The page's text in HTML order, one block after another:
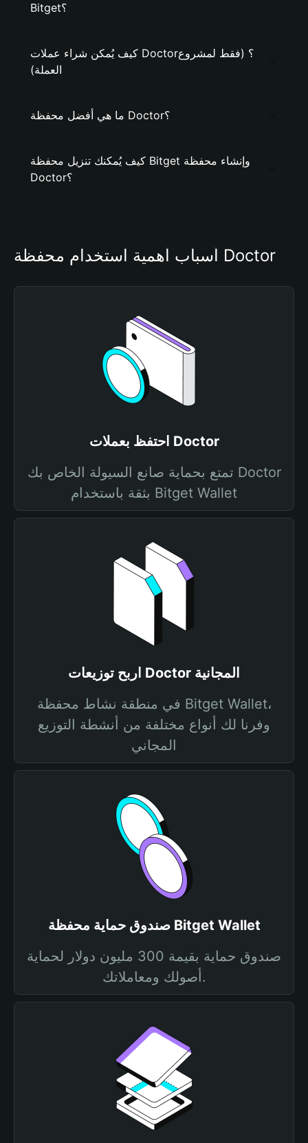
Bitget؟
كيف يُمكن شراء عملات Doctor؟ (فقط لمشروع
العملة)
ما هي أفضل محفظة Doctor؟
كيف يُمكنك تنزيل محفظة Bitget وإنشاء محفظة
Doctor؟
أسباب أهمية استخدام محفظة Doctor
احتفظ بعملات Doctor
تمتع بحماية صانع السيولة الخاص بك Doctor
بثقة باستخدام Bitget Wallet
اربح توزيعات Doctor المجانية
في منطقة نشاط محفظة Bitget Wallet،
وفرنا لك أنواع مختلفة من أنشطة التوزيع
المجاني
صندوق حماية محفظة Bitget Wallet
صندوق حماية بقيمة 300 مليون دولار لحماية
أصولك ومعاملاتك.